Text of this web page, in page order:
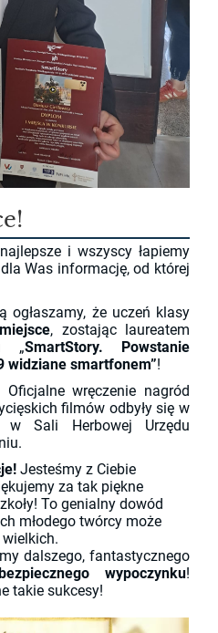
i wszyscy łapiemy
Was informację, od której
że uczeń klasy
, zostając laureatem
„SmartStory. Powstanie
widziane smartfonem”!
wręczenie nagród
filmów odbyły się w
Sali Herbowej Urzędu
Jesteśmy z Ciebie
za tak piękne
To genialny dowód
młodego twórcy może
wielkich.
dalszego, fantastycznego
bezpiecznego wypoczynku!
takie sukcesy!